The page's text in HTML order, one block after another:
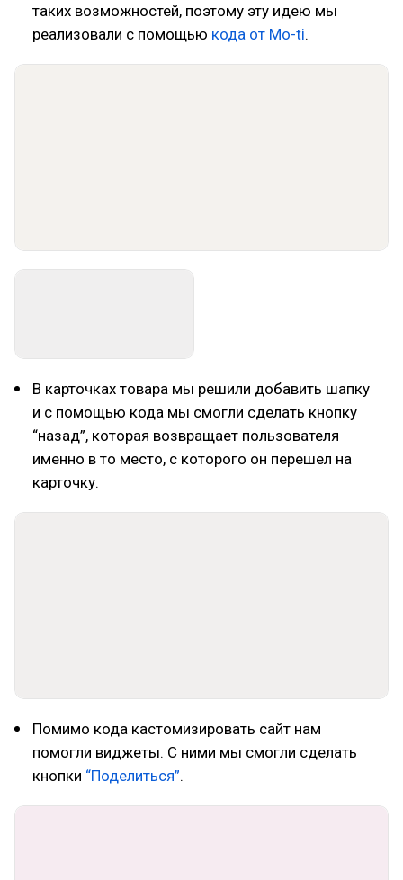
таких возможностей, поэтому эту идею мы
реализовали с помощью кода от Mo-ti.
В карточках товара мы решили добавить шапку
и с помощью кода мы смогли сделать кнопку
“назад”, которая возвращает пользователя
именно в то место, с которого он перешел на
карточку.
Помимо кода кастомизировать сайт нам
помогли виджеты. С ними мы смогли сделать
кнопки “Поделиться”.